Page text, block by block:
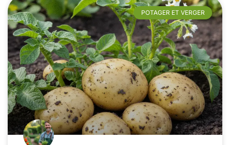
POTAGER ET VERGER